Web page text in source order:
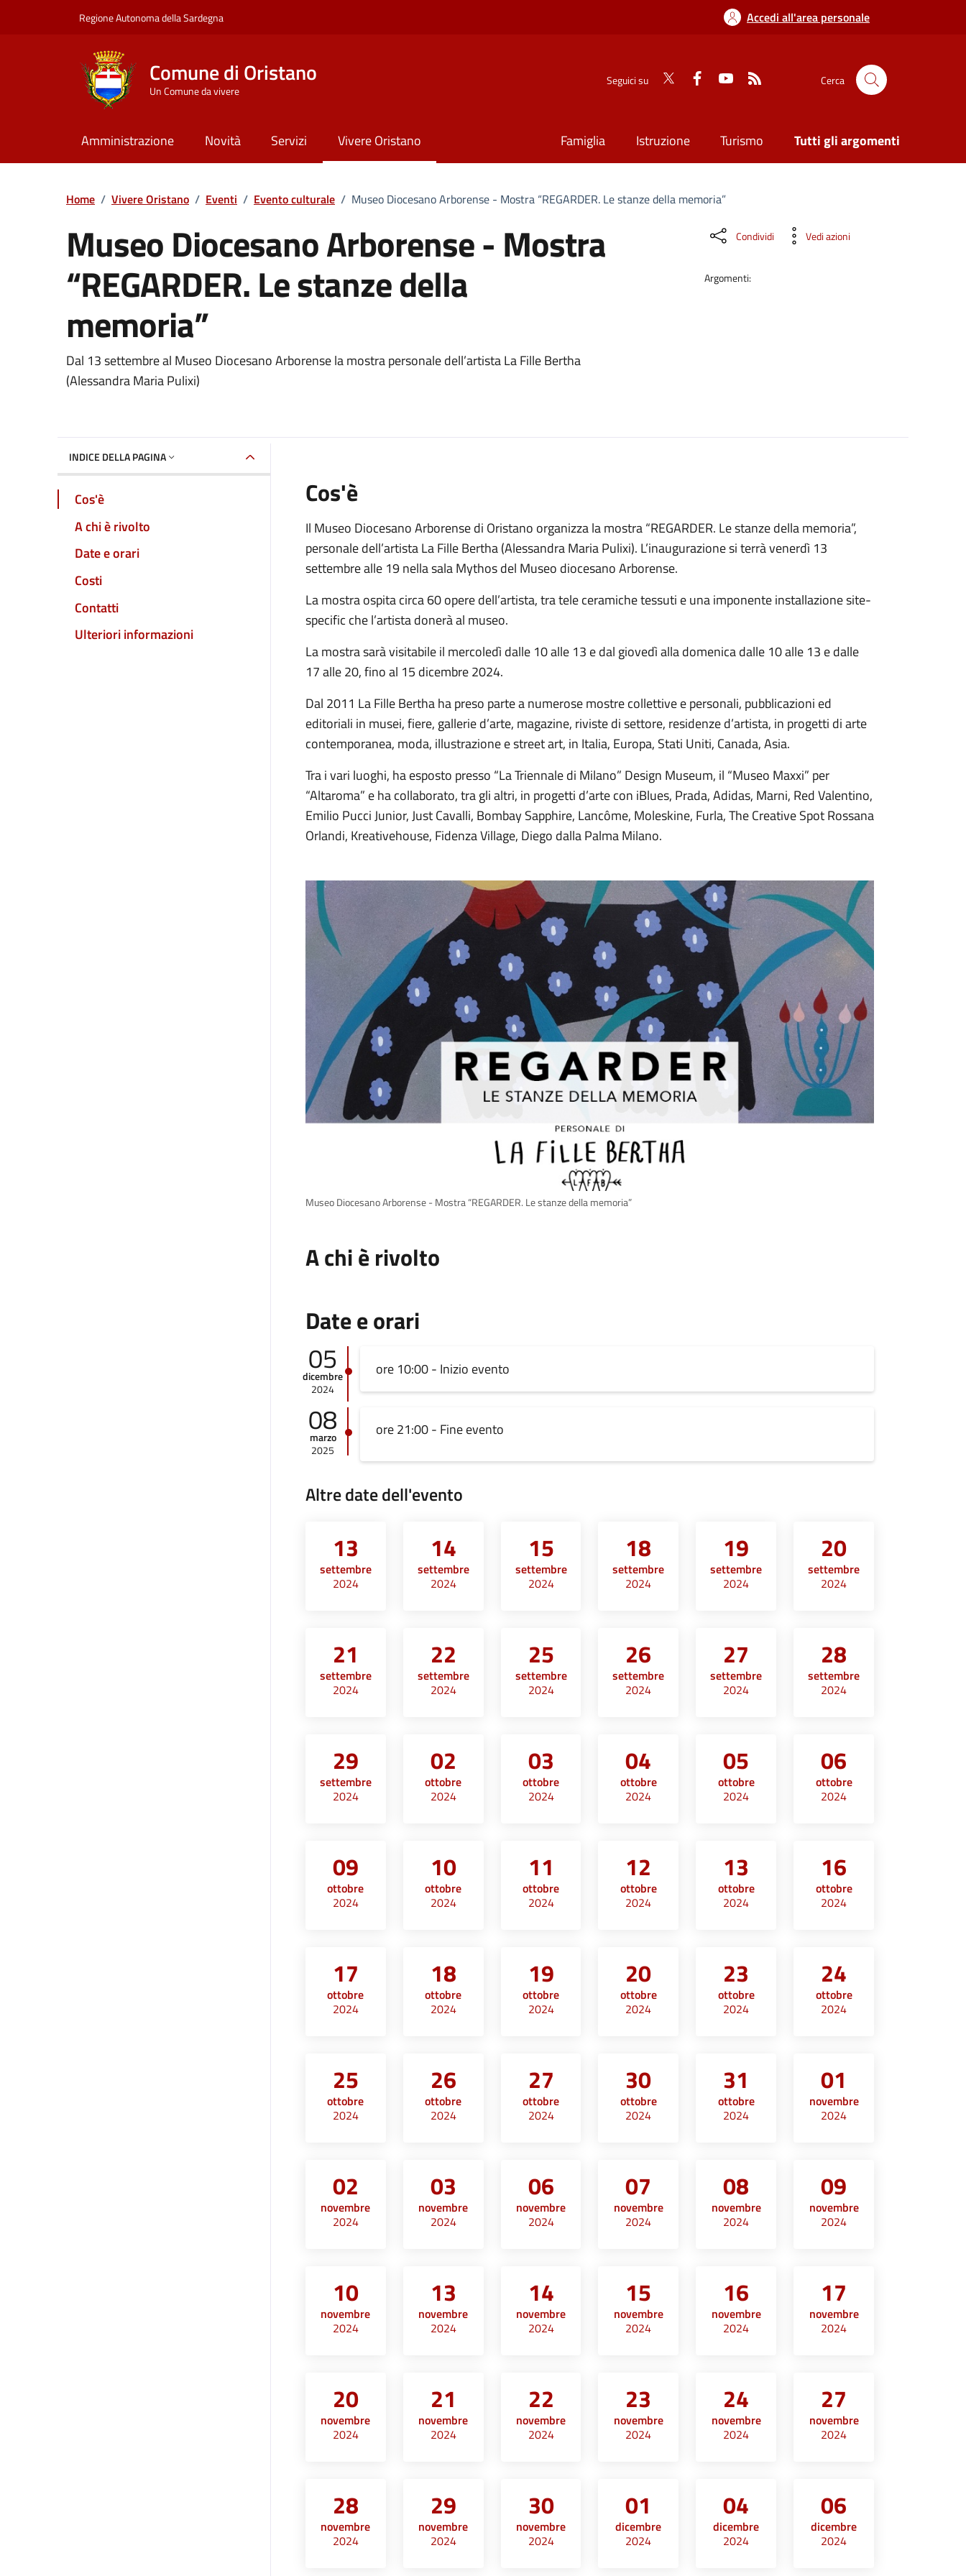
Regione Autonoma della Sardegna Accedi all'area personale
Comune di Oristano
Un Comune da vivere
Seguici su Cerca
Amministrazione Novità Servizi Vivere Oristano Famiglia Istruzione Turismo Tutti gli argomenti
Home / Vivere Oristano / Eventi / Evento culturale / Museo Diocesano Arborense - Mostra “REGARDER. Le stanze della memoria”
Museo Diocesano Arborense - Mostra
“REGARDER. Le stanze della
memoria”
Dettaglio dell'evento
Dal 13 settembre al Museo Diocesano Arborense la mostra personale dell’artista La Fille Bertha
(Alessandra Maria Pulixi)
Condividi Vedi azioni
Argomenti:
INDICE DELLA PAGINA
Cos'è
A chi è rivolto
Date e orari
Costi
Contatti
Ulteriori informazioni
Cos'è
Il Museo Diocesano Arborense di Oristano organizza la mostra “REGARDER. Le stanze della memoria”,
personale dell’artista La Fille Bertha (Alessandra Maria Pulixi). L’inaugurazione si terrà venerdì 13
settembre alle 19 nella sala Mythos del Museo diocesano Arborense.
La mostra ospita circa 60 opere dell’artista, tra tele ceramiche tessuti e una imponente installazione site-
specific che l’artista donerà al museo.
La mostra sarà visitabile il mercoledì dalle 10 alle 13 e dal giovedì alla domenica dalle 10 alle 13 e dalle
17 alle 20, fino al 15 dicembre 2024.
Dal 2011 La Fille Bertha ha preso parte a numerose mostre collettive e personali, pubblicazioni ed
editoriali in musei, fiere, gallerie d’arte, magazine, riviste di settore, residenze d’artista, in progetti di arte
contemporanea, moda, illustrazione e street art, in Italia, Europa, Stati Uniti, Canada, Asia.
Tra i vari luoghi, ha esposto presso “La Triennale di Milano” Design Museum, il “Museo Maxxi” per
“Altaroma” e ha collaborato, tra gli altri, in progetti d’arte con iBlues, Prada, Adidas, Marni, Red Valentino,
Emilio Pucci Junior, Just Cavalli, Bombay Sapphire, Lancôme, Moleskine, Furla, The Creative Spot Rossana
Orlandi, Kreativehouse, Fidenza Village, Diego dalla Palma Milano.
Museo Diocesano Arborense - Mostra “REGARDER. Le stanze della memoria”
A chi è rivolto
Date e orari
05
dicembre
2024
ore 10:00 - Inizio evento
08
marzo
2025
ore 21:00 - Fine evento
Altre date dell'evento
13
settembre
2024
14
settembre
2024
15
settembre
2024
18
settembre
2024
19
settembre
2024
20
settembre
2024
21
settembre
2024
22
settembre
2024
25
settembre
2024
26
settembre
2024
27
settembre
2024
28
settembre
2024
29
settembre
2024
02
ottobre
2024
03
ottobre
2024
04
ottobre
2024
05
ottobre
2024
06
ottobre
2024
09
ottobre
2024
10
ottobre
2024
11
ottobre
2024
12
ottobre
2024
13
ottobre
2024
16
ottobre
2024
17
ottobre
2024
18
ottobre
2024
19
ottobre
2024
20
ottobre
2024
23
ottobre
2024
24
ottobre
2024
25
ottobre
2024
26
ottobre
2024
27
ottobre
2024
30
ottobre
2024
31
ottobre
2024
01
novembre
2024
02
novembre
2024
03
novembre
2024
06
novembre
2024
07
novembre
2024
08
novembre
2024
09
novembre
2024
10
novembre
2024
13
novembre
2024
14
novembre
2024
15
novembre
2024
16
novembre
2024
17
novembre
2024
20
novembre
2024
21
novembre
2024
22
novembre
2024
23
novembre
2024
24
novembre
2024
27
novembre
2024
28
novembre
2024
29
novembre
2024
30
novembre
2024
01
dicembre
2024
04
dicembre
2024
06
dicembre
2024